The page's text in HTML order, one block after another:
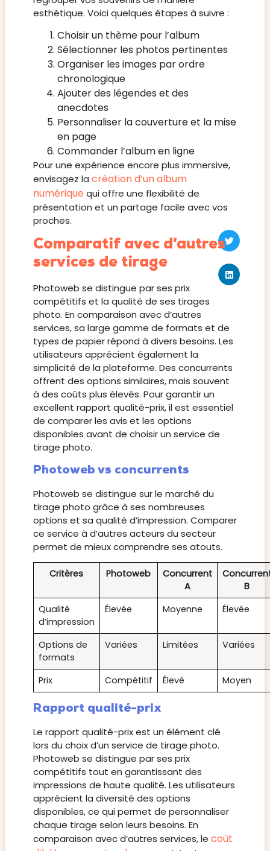
esthétique. Voici quelques étapes à suivre :
Choisir un thème pour l’album
Sélectionner les photos pertinentes
Organiser les images par ordre
chronologique
Ajouter des légendes et des
anecdotes
Personnaliser la couverture et la mise
en page
Commander l’album en ligne
Pour une expérience encore plus immersive,
envisagez la création d’un album
numérique qui offre une flexibilité de
présentation et un partage facile avec vos
proches.
Comparatif avec d’autres
services de tirage
Photoweb se distingue par ses prix
compétitifs et la qualité de ses tirages
photo. En comparaison avec d’autres
services, sa large gamme de formats et de
types de papier répond à divers besoins. Les
utilisateurs apprécient également la
simplicité de la plateforme. Des concurrents
offrent des options similaires, mais souvent
à des coûts plus élevés. Pour garantir un
excellent rapport qualité-prix, il est essentiel
de comparer les avis et les options
disponibles avant de choisir un service de
tirage photo.
Photoweb vs concurrents
Photoweb se distingue sur le marché du
tirage photo grâce à ses nombreuses
options et sa qualité d’impression. Comparer
ce service à d’autres acteurs du secteur
permet de mieux comprendre ses atouts.
Critères Photoweb
Concurrent
A
B
Qualité
d’impression
Élevée Moyenne Élevée
Options de
formats
Variées Limitées Variées
Prix Compétitif Élevé Moyen
Rapport qualité-prix
Le rapport qualité-prix est un élément clé
lors du choix d’un service de tirage photo.
Photoweb se distingue par ses prix
compétitifs tout en garantissant des
impressions de haute qualité. Les utilisateurs
apprécient la diversité des options
disponibles, ce qui permet de personnaliser
chaque tirage selon leurs besoins. En
comparaison avec d’autres services, le coût